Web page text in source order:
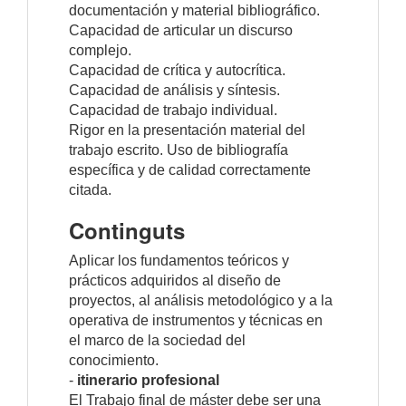
documentación y material bibliográfico.
Capacidad de articular un discurso
complejo.
Capacidad de crítica y autocrítica.
Capacidad de análisis y síntesis.
Capacidad de trabajo individual.
Rigor en la presentación material del
trabajo escrito. Uso de bibliografía
específica y de calidad correctamente
citada.
Continguts
Aplicar los fundamentos teóricos y
prácticos adquiridos al diseño de
proyectos, al análisis metodológico y a la
operativa de instrumentos y técnicas en
el marco de la sociedad del
conocimiento.
- itinerario profesional
El Trabajo final de máster debe ser una